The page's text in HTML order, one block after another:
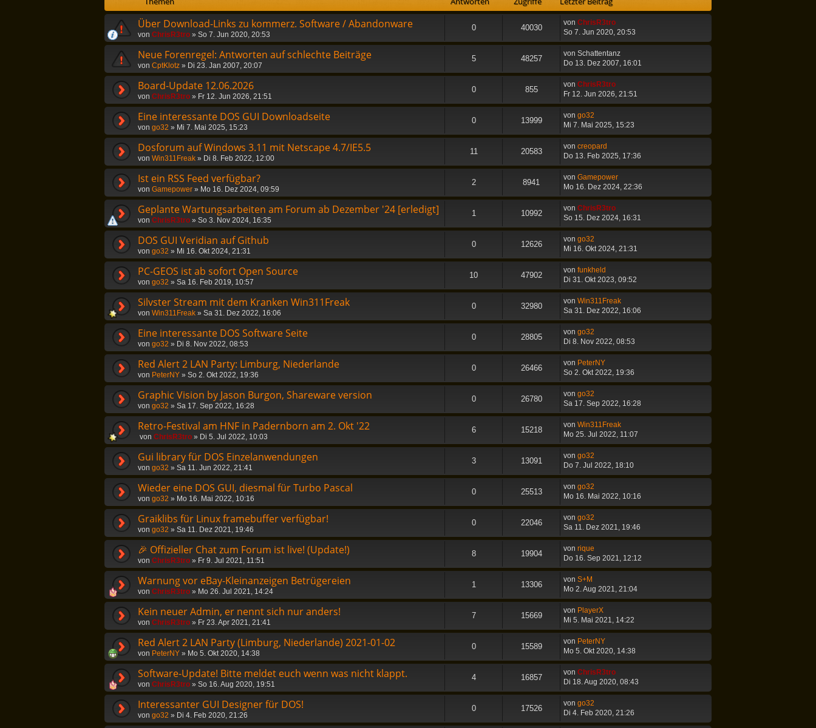
Über Download-Links zu kommerz. Software / Abandonware
von ChrisR3tro » So 7. Jun 2020, 20:53
0 40030
von ChrisR3tro
So 7. Jun 2020, 20:53
Neue Forenregel: Antworten auf schlechte Beiträge
von CptKlotz » Di 23. Jan 2007, 20:07
5 48257
von Schattentanz
Do 13. Dez 2007, 16:01
Board-Update 12.06.2026
von ChrisR3tro » Fr 12. Jun 2026, 21:51
0 855
von ChrisR3tro
Fr 12. Jun 2026, 21:51
Eine interessante DOS GUI Downloadseite
von go32 » Mi 7. Mai 2025, 15:23
0 13999
von go32
Mi 7. Mai 2025, 15:23
Dosforum auf Windows 3.11 mit Netscape 4.7/IE5.5
von Win311Freak » Di 8. Feb 2022, 12:00
11 20583
von creopard
Do 13. Feb 2025, 17:36
Ist ein RSS Feed verfügbar?
von Gamepower » Mo 16. Dez 2024, 09:59
2 8941
von Gamepower
Mo 16. Dez 2024, 22:36
Geplante Wartungsarbeiten am Forum ab Dezember '24 [erledigt]
von ChrisR3tro » So 3. Nov 2024, 16:35
1 10992
von ChrisR3tro
So 15. Dez 2024, 16:31
DOS GUI Veridian auf Github
von go32 » Mi 16. Okt 2024, 21:31
0 12626
von go32
Mi 16. Okt 2024, 21:31
PC-GEOS ist ab sofort Open Source
von go32 » Sa 16. Feb 2019, 10:57
10 47902
von funkheld
Di 31. Okt 2023, 09:52
Silvster Stream mit dem Kranken Win311Freak
von Win311Freak » Sa 31. Dez 2022, 16:06
0 32980
von Win311Freak
Sa 31. Dez 2022, 16:06
Eine interessante DOS Software Seite
von go32 » Di 8. Nov 2022, 08:53
0 28805
von go32
Di 8. Nov 2022, 08:53
Red Alert 2 LAN Party: Limburg, Niederlande
von PeterNY » So 2. Okt 2022, 19:36
0 26466
von PeterNY
So 2. Okt 2022, 19:36
Graphic Vision by Jason Burgon, Shareware version
von go32 » Sa 17. Sep 2022, 16:28
0 26780
von go32
Sa 17. Sep 2022, 16:28
Retro-Festival am HNF in Padernborn am 2. Okt '22
von ChrisR3tro » Di 5. Jul 2022, 10:03
6 15218
von Win311Freak
Mo 25. Jul 2022, 11:07
Gui library für DOS Einzelanwendungen
von go32 » Sa 11. Jun 2022, 21:41
3 13091
von go32
Do 7. Jul 2022, 18:10
Wieder eine DOS GUI, diesmal für Turbo Pascal
von go32 » Mo 16. Mai 2022, 10:16
0 25513
von go32
Mo 16. Mai 2022, 10:16
Graiklibs für Linux framebuffer verfügbar!
von go32 » Sa 11. Dez 2021, 19:46
0 22046
von go32
Sa 11. Dez 2021, 19:46
🎉 Offizieller Chat zum Forum ist live! (Update!)
von ChrisR3tro » Fr 9. Jul 2021, 11:51
8 19904
von rique
Do 16. Sep 2021, 12:12
Warnung vor eBay-Kleinanzeigen Betrügereien
von ChrisR3tro » Mo 26. Jul 2021, 14:24
1 13306
von S+M
Mo 2. Aug 2021, 21:04
Kein neuer Admin, er nennt sich nur anders!
von ChrisR3tro » Fr 23. Apr 2021, 21:41
7 15669
von PlayerX
Mi 5. Mai 2021, 14:22
Red Alert 2 LAN Party (Limburg, Niederlande) 2021-01-02
von PeterNY » Mo 5. Okt 2020, 14:38
0 15589
von PeterNY
Mo 5. Okt 2020, 14:38
Software-Update! Bitte meldet euch wenn was nicht klappt.
von ChrisR3tro » So 16. Aug 2020, 19:51
4 16857
von ChrisR3tro
Di 18. Aug 2020, 08:43
Interessanter GUI Designer für DOS!
von go32 » Di 4. Feb 2020, 21:26
0 17526
von go32
Di 4. Feb 2020, 21:26